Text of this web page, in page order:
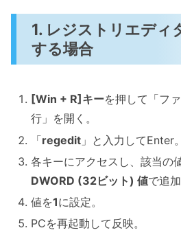
1. レジストリエディ
する場合
[Win + R]キーを押して「フ
行」を開く。
「regedit 」と入力してEnter。
各キーにアクセスし、該当の
DWORD (32ビット) 値で追加
値を1に設定。
PCを再起動して反映。